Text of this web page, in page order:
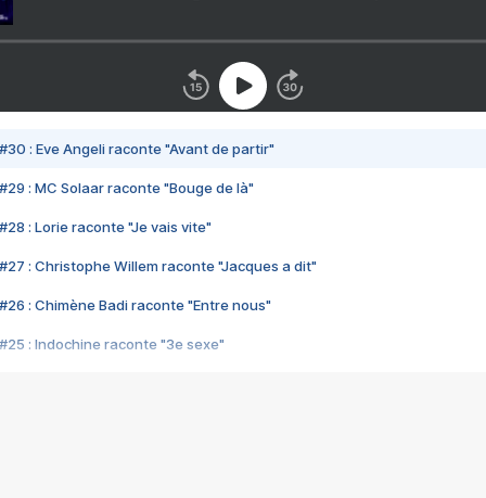
#30 : Eve Angeli raconte "Avant de partir"
#29 : MC Solaar raconte "Bouge de là"
#28 : Lorie raconte "Je vais vite"
#27 : Christophe Willem raconte "Jacques a dit"
#26 : Chimène Badi raconte "Entre nous"
#25 : Indochine raconte "3e sexe"